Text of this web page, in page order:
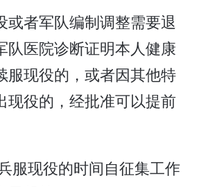
或者军队编制调整需要退
队医院诊断证明本人健康
服现役的，或者因其他特
现役的，经批准可以提前
服现役的时间自征集工作